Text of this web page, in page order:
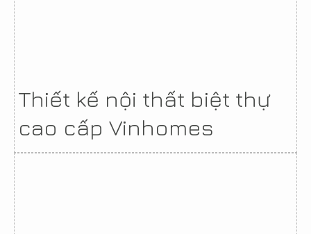
Thiết kế nội thất biệt thự
cao cấp Vinhomes